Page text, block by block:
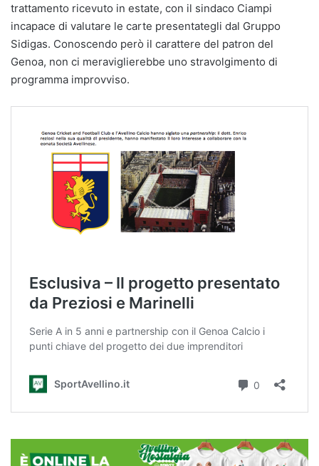
trattamento ricevuto in estate, con il sindaco Ciampi
incapace di valutare le carte presentategli dal Gruppo
Sidigas. Conoscendo però il carattere del patron del
Genoa, non ci meraviglierebbe uno stravolgimento di
programma improvviso.